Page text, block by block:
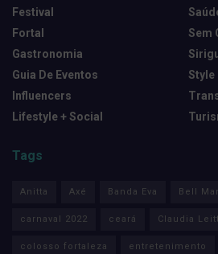
Festival
Fortal
Gastronomia
Guia De Eventos
Influencers
Lifestyle + Social
Sem
Style
Tags
Anitta Axé Banda Eva Bell
carnaval 2022 ceará Claudia
colosso fortaleza entretenimento